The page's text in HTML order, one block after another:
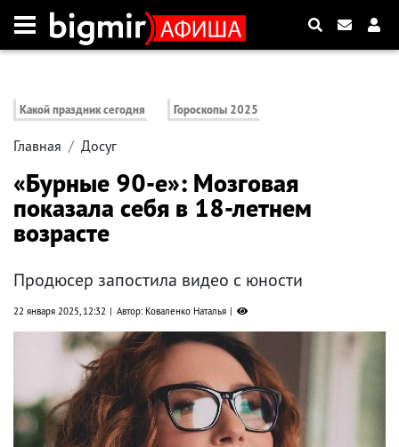
Какой праздник сегодня Гороскопы 2025
Главная Досуг
«Бурные 90-е»: Мозговая
показала себя в 18-летнем
возрасте
Продюсер запостила видео с юности
22 января 2025, 12:32 Автор: Коваленко Наталья